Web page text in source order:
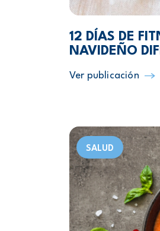
12 DÍAS DE
NAVIDEÑO
Ver publicación
SALUD